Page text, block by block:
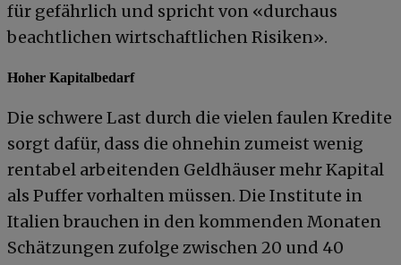
für gefährlich und spricht von «durchaus
beachtlichen wirtschaftlichen Risiken».
Hoher Kapitalbedarf
Die schwere Last durch die vielen faulen Kredite
sorgt dafür, dass die ohnehin zumeist wenig
rentabel arbeitenden Geldhäuser mehr Kapital
als Puffer vorhalten müssen. Die Institute in
Italien brauchen in den kommenden Monaten
Schätzungen zufolge zwischen 20 und 40